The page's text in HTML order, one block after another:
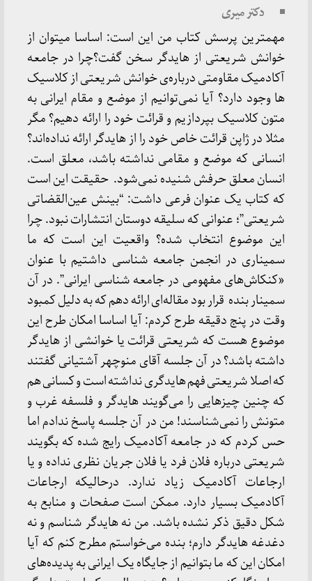
دکتر میری
مهمترین پرسش کتاب من این است: اساسا میتوان از
خوانش شریعتی از هایدگر سخن گفت؟چرا در جامعه
آکادمیک مقاومتی درباره‌ی خوانش شریعتی از کلاسیک
ها وجود دارد؟ آیا نمی‌توانیم از موضع و مقام ایرانی به
متون کلاسیک بپردازیم و قرائت خود را ارائه دهیم؟ مگر
مثلا در ژاپن قرائت خاص خود را از هایدگر ارائه نداده‌اند؟
انسانی که موضع و مقامی نداشته باشد، معلق است.
انسان معلق حرفش شنیده نمی‌شود. حقیقت این است
که کتاب یک عنوان فرعی داشت: “بینش عین‌القضاتی
شریعتی”؛ عنوانی که سلیقه دوستان انتشارات نبود. چرا
این موضوع انتخاب شده؟ واقعیت این است که ما
سمیناری در انجمن جامعه شناسی داشتیم با عنوان
«کنکاش‌های مفهومی در جامعه شناسی ایرانی”. در آن
سمینار بنده قرار بود مقاله‌ای ارائه دهم که به دلیل کمبود
وقت در پنج دقیقه طرح کردم: آیا اساسا امکان طرح این
موضوع هست که شریعتی قرائت یا خوانشی از هایدگر
داشته باشد؟ در آن جلسه آقای منوچهر آشتیانی گفتند
که اصلا شریعتی فهم هایدگری نداشته است و کسانی هم
که چنین چیزهایی را می‌گویند هایدگر و فلسفه غرب و
متونش را نمی‌شناسند! من در آن جلسه پاسخ ندادم اما
حس کردم که در جامعه آکادمیک رایج شده که بگویند
شریعتی درباره فلان فرد یا فلان جریان نظری نداده و یا
ارجاعات آکادمیک زیاد ندارد. درحالیکه ارجاعات
آکادمیک بسیار دارد. ممکن است صفحات و منابع به
شکل دقیق ذکر نشده باشد. من نه هایدگر شناسم و نه
دغدغه هایدگر دارم؛ بنده می‌خواستم مطرح کنم که آیا
امکان این که ما بتوانیم از جایگاه یک ایرانی به پدیده‌های